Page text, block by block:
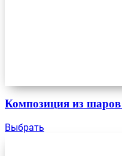
Композиция из
Выбрать